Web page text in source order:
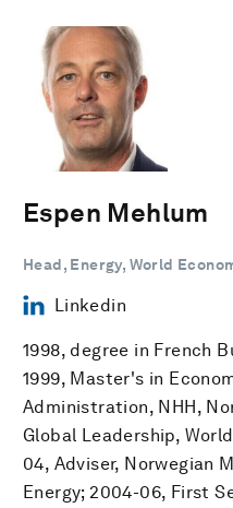
Espen Mehlum
Head, Energy, World
Linkedin
1998, degree in French
1999, Master's in
Administration, NHH,
Global Leadership,
04, Adviser, Norwegian
Energy; 2004-06, First